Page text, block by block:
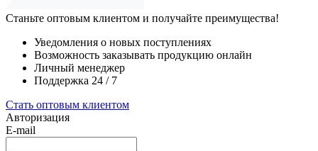
Станьте оптовым клиентом и получайте преимущества!
Уведомления о новых поступлениях
Возможность заказывать продукцию онлайн
Личный менеджер
Поддержка 24 / 7
Стать оптовым клиентом
Авторизация
E-mail